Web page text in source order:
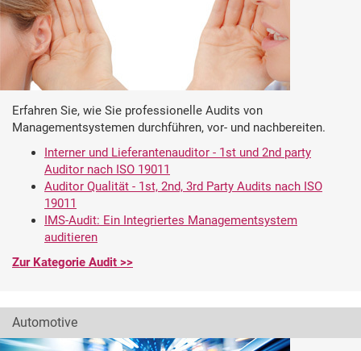
Erfahren Sie, wie Sie professionelle Audits von
Managementsystemen durchführen, vor- und nachbereiten.
Interner und Lieferantenauditor - 1st und 2nd party
Auditor nach ISO 19011
Auditor Qualität - 1st, 2nd, 3rd Party Audits nach ISO
19011
IMS-Audit: Ein Integriertes Managementsystem
auditieren
Zur Kategorie Audit >>
Automotive